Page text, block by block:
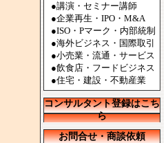
●講演・セミナー講師
●企業再生・IPO・M&A
●ISO・Pマーク・内部統制
●海外ビジネス・国際取引
●小売業・流通・サービス
●飲食店・フードビジネス
●住宅・建設・不動産業
コンサルタント登録はこち
ら
お問合せ・商談依頼